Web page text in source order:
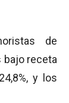
de
bajo receta
y los